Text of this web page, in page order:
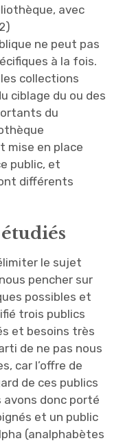
avec
ne peut pas
à la fois.
collections
ciblage du ou des
du
mise en place
public, et
différents
le sujet
pencher sur
possibles et
trois publics
et besoins très
de ne pas nous
car l’offre de
de ces publics
avons donc porté
et un public
(analphabètes